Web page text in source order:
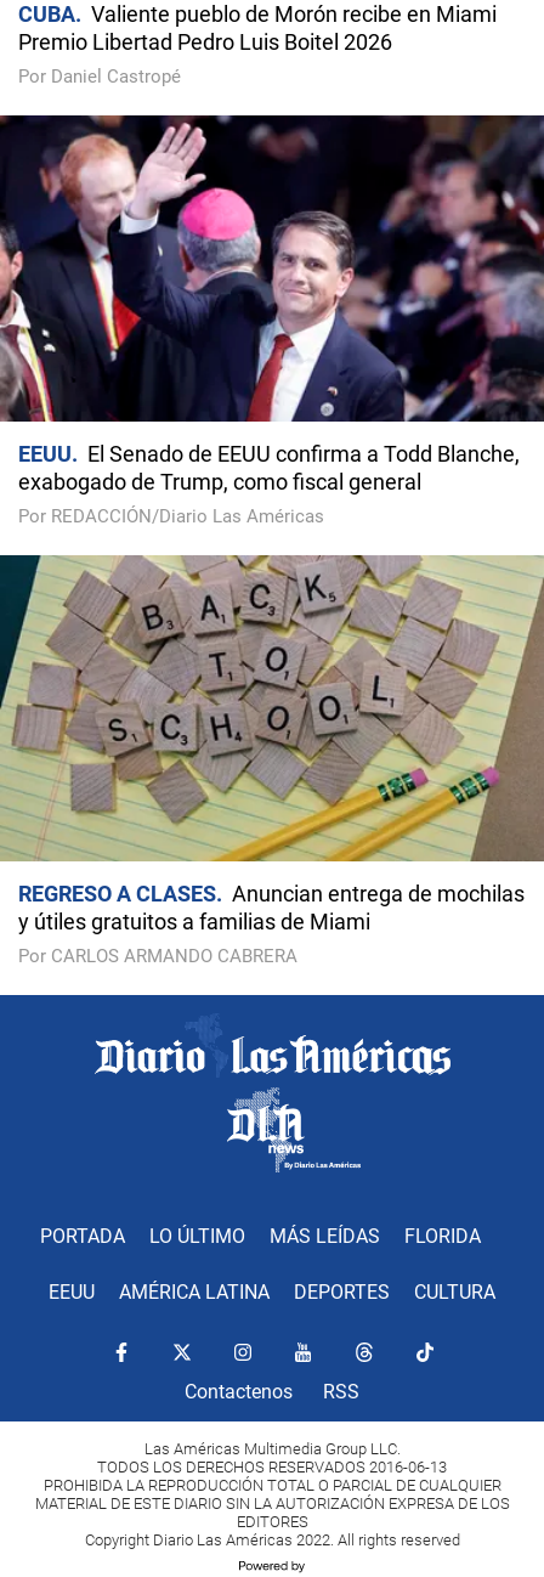
CUBA
Valiente pueblo de Morón recibe en Miami
Premio Libertad Pedro Luis Boitel 2026
Por Daniel Castropé
EEUU
El Senado de EEUU confirma a Todd Blanche,
exabogado de Trump, como fiscal general
Por REDACCIÓN/Diario Las Américas
REGRESO A CLASES
Anuncian entrega de mochilas
y útiles gratuitos a familias de Miami
Por CARLOS ARMANDO CABRERA
PORTADA LO ÚLTIMO MÁS LEÍDAS FLORIDA
EEUU AMÉRICA LATINA DEPORTES CULTURA
Contactenos RSS
Las Américas Multimedia Group LLC.
TODOS LOS DERECHOS RESERVADOS 2016-06-13
PROHIBIDA LA REPRODUCCIÓN TOTAL O PARCIAL DE CUALQUIER
MATERIAL DE ESTE DIARIO SIN LA AUTORIZACIÓN EXPRESA DE LOS
EDITORES
Copyright Diario Las Américas 2022. All rights reserved